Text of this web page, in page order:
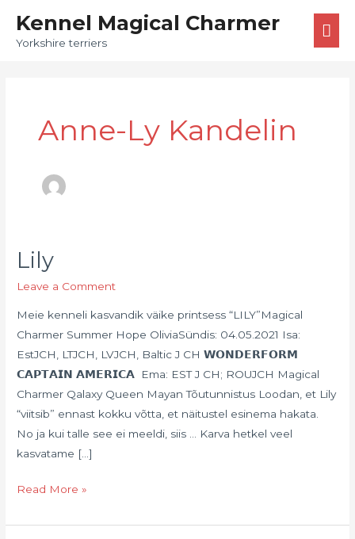
content
Kennel Magical Charmer
Yorkshire terriers
Anne-Ly Kandelin
Lily
Leave a Comment
Meie kenneli kasvandik väike printsess “LILY”Magical
Charmer Summer Hope OliviaSündis: 04.05.2021 Isa:
EstJCH, LTJCH, LVJCH, Baltic J CH 𝗪𝗢𝗡𝗗𝗘𝗥𝗙𝗢𝗥𝗠
𝗖𝗔𝗣𝗧𝗔𝗜𝗡 𝗔𝗠𝗘𝗥𝗜𝗖𝗔 Ema: EST J CH; ROUJCH Magical
Charmer Qalaxy Queen Mayan Tõutunnistus Loodan, et Lily
“viitsib” ennast kokku võtta, et näitustel esinema hakata.
No ja kui talle see ei meeldi, siis … Karva hetkel veel
kasvatame […]
Lily
Read More »